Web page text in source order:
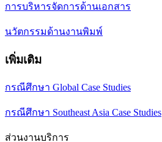
การบริหารจัดการด้านเอกสาร
นวัตกรรมด้านงานพิมพ์
เพิ่มเติม
กรณีศึกษา Global Case Studies
กรณีศึกษา Southeast Asia Case Studies
ส่วนงานบริการ